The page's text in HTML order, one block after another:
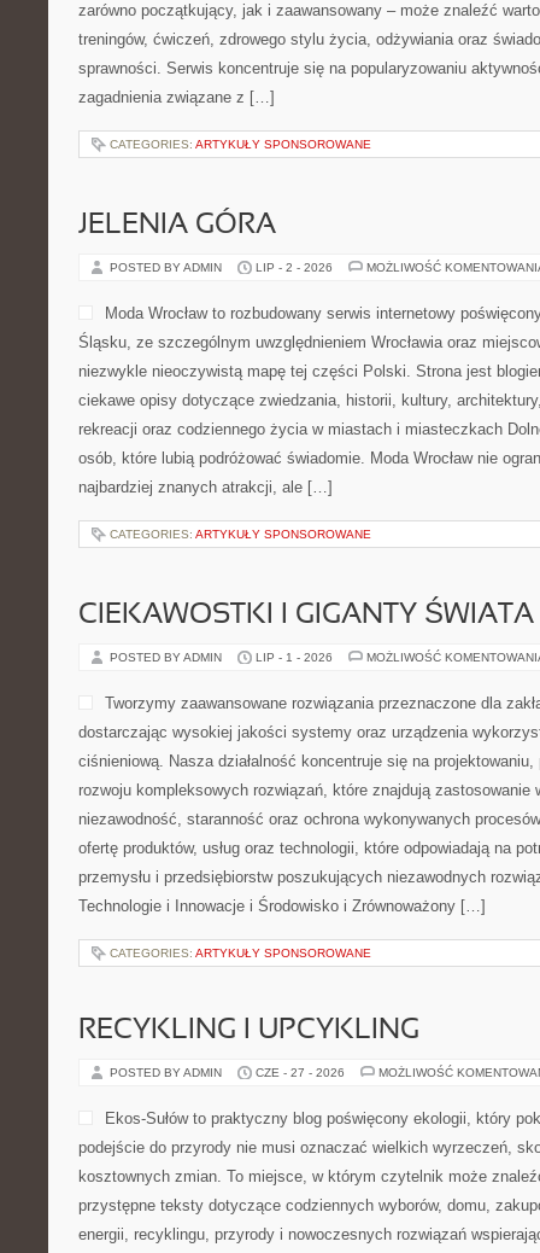
zarówno początkujący, jak i zaawansowany – może znaleźć
treningów, ćwiczeń, zdrowego stylu życia, odżywiania oraz
sprawności. Serwis koncentruje się na popularyzowaniu
zagadnienia związane z […]
CATEGORIES: ARTYKUŁY SPONSOROWANE
JELENIA GÓRA
POSTED BY ADMIN LIP - 2 - 2026 MOŻLIWOŚĆ
Moda Wrocław to rozbudowany serwis internetowy
Śląsku, ze szczególnym uwzględnieniem Wrocławia oraz
niezwykle nieoczywistą mapę tej części Polski. Strona jest
ciekawe opisy dotyczące zwiedzania, historii, kultury,
rekreacji oraz codziennego życia w miastach i miasteczkach
osób, które lubią podróżować świadomie. Moda Wrocław nie
najbardziej znanych atrakcji, ale […]
CATEGORIES: ARTYKUŁY SPONSOROWANE
CIEKAWOSTKI I GIGANTY ŚWIATA
POSTED BY ADMIN LIP - 1 - 2026 MOŻLIWOŚĆ
Tworzymy zaawansowane rozwiązania przeznaczone dla
dostarczając wysokiej jakości systemy oraz urządzenia
ciśnieniową. Nasza działalność koncentruje się na
rozwoju kompleksowych rozwiązań, które znajdują
niezawodność, staranność oraz ochrona wykonywanych
ofertę produktów, usług oraz technologii, które odpowiadają na
przemysłu i przedsiębiorstw poszukujących niezawodnych
Technologie i Innowacje i Środowisko i Zrównoważony […]
CATEGORIES: ARTYKUŁY SPONSOROWANE
RECYKLING I UPCYKLING
POSTED BY ADMIN CZE - 27 - 2026 MOŻLIWOŚĆ
Ekos-Sułów to praktyczny blog poświęcony ekologii, który
podejście do przyrody nie musi oznaczać wielkich wyrzeczeń,
kosztownych zmian. To miejsce, w którym czytelnik może
przystępne teksty dotyczące codziennych wyborów, domu,
energii, recyklingu, przyrody i nowoczesnych rozwiązań